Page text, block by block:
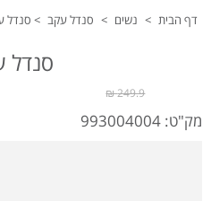
דף הבית > נשים > סנדל עקב > סנדל
סנדל
249.9 ₪
מק"ט: 993004004